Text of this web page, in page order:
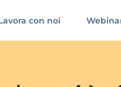
con noi